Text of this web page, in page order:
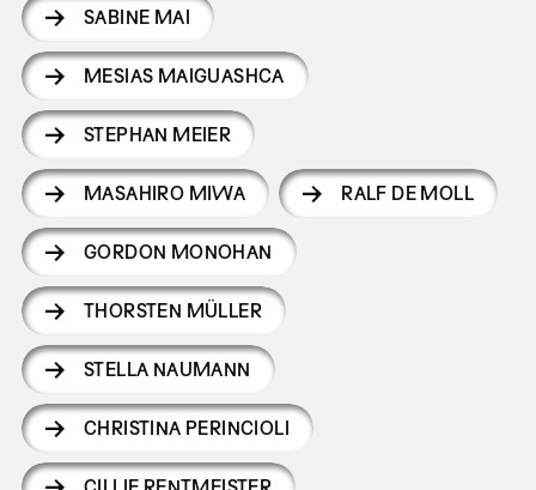
SABINE MAI
MESIAS MAIGUASHCA
STEPHAN MEIER
MASAHIRO MIWA RALF DE MOLL
GORDON MONOHAN
THORSTEN MÜLLER
STELLA NAUMANN
CHRISTINA PERINCIOLI